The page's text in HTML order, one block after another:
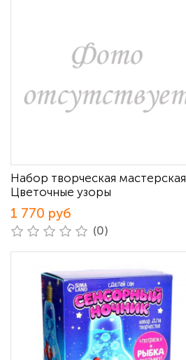
Набор творческая мастерская
Цветочные узоры
1 770 руб
(0)